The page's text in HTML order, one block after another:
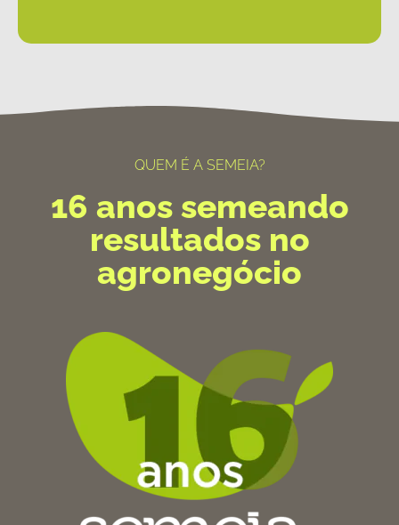
QUEM É A SEMEIA?
16 anos semeando
resultados no
agronegócio